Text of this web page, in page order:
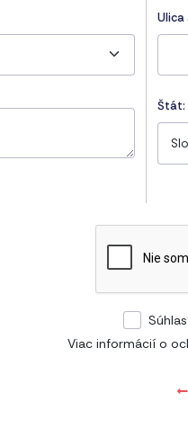
Ulica
Štát:
Viac informácií o